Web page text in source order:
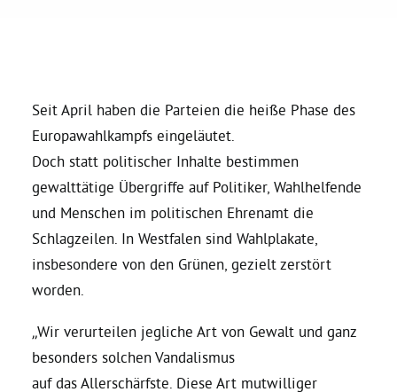
Robin Korte, MdL
Daniel Freund, MdEP
Delegierte
Ratsfraktion
Seit April haben die Parteien die heiße Phase des
Europawahlkampfs eingeläutet.
Doch statt politischer Inhalte bestimmen
gewalttätige Übergriffe auf Politiker, Wahlhelfende
und Menschen im politischen Ehrenamt die
Schlagzeilen. In Westfalen sind Wahlplakate,
insbesondere von den Grünen, gezielt zerstört
worden.
„Wir verurteilen jegliche Art von Gewalt und ganz
besonders solchen Vandalismus
auf das Allerschärfste. Diese Art mutwilliger